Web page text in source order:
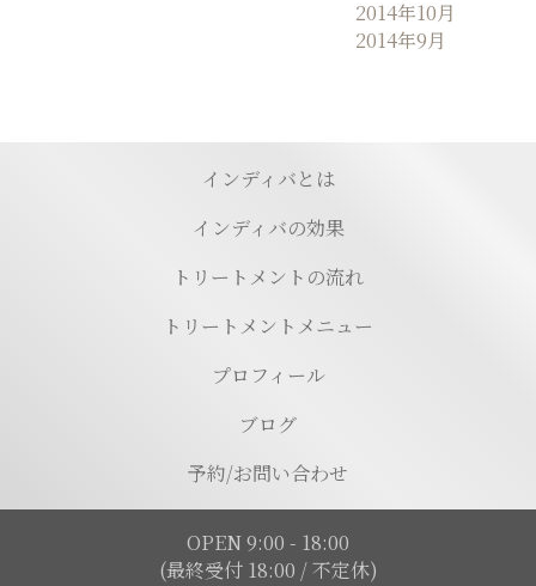
2014年10月
2014年9月
インディバとは
インディバの効果
トリートメントの流れ
トリートメントメニュー
プロフィール
ブログ
予約/お問い合わせ
OPEN 9:00 - 18:00
(最終受付 18:00 / 不定休)